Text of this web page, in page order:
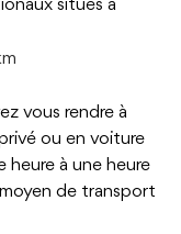
situés à
vous rendre à
ou en voiture
heure à une heure
de transport